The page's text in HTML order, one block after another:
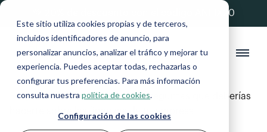
Este sitio utiliza cookies propias y de terceros,
incluidos identificadores de anuncio, para
personalizar anuncios, analizar el tráfico y mejorar tu
experiencia. Puedes aceptar todas, rechazarlas o
configurar tus preferencias. Para más información
consulta nuestra política de cookies.
Configuración de las cookies
💚 20% de descuento con el código ANFIX20
Blog >Gestión financiera >10 preguntas que deberías
hacerte sobre las finanzas de tu empresa